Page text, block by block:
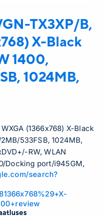
TX3XP/B,
X-Black
1400,
1024MB,
WXGA (1366x768) X-Black
533FSB, 1024MB,
RW, WLAN
Docking port/i945GM,
1.2Kgsearch?